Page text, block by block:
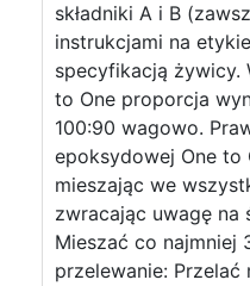
składniki A i B
instrukcjami na
specyfikacją żywicy.
to One proporcja
100:90 wagowo.
epoksydowej One to
mieszając we
zwracając uwagę na
Mieszać co najmniej
przelewanie: